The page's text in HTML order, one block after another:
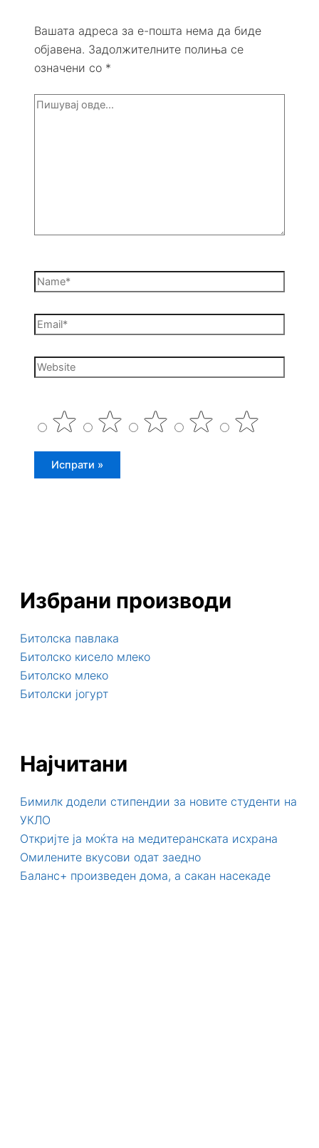
Вашата адреса за е-пошта нема да биде
објавена. Задолжителните полиња се
означени со *
Пишувај
Name*
Email*
Website
Избрани производи
Битолска павлака
Битолско кисело млеко
Битолско млеко
Битолски јогурт
Најчитани
Бимилк додели стипендии за новите студенти на
УКЛО
Откријте ја моќта на медитеранската исхрана
Омилените вкусови одат заедно
Баланс+ произведен дома, а сакан насекаде